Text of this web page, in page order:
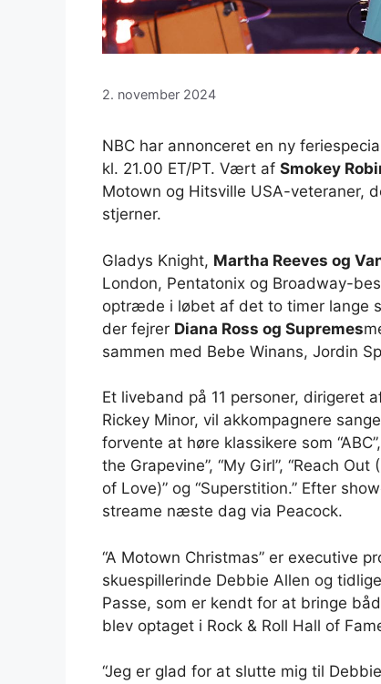
2. november 2024
NBC har annonceret en ny
kl. 21.00 ET/PT. Vært af Smokey
Motown og Hitsville USA-veteraner,
stjerner.
Gladys Knight, Martha Reeves og
London, Pentatonix og Broadway-
optræde i løbet af det to timer lange
der fejrer Diana Ross og Supremes
sammen med Bebe Winans, Jordin
Et liveband på 11 personer, dirigeret
Rickey Minor, vil akkompagnere
forvente at høre klassikere som
the Grapevine”, “My Girl”, “Reach
of Love)” og “Superstition.” Efter
streame næste dag via Peacock.
“A Motown Christmas” er executive
skuespillerinde Debbie Allen og
Passe, som er kendt for at bringe
blev optaget i Rock & Roll Hall of
“Jeg er glad for at slutte mig til